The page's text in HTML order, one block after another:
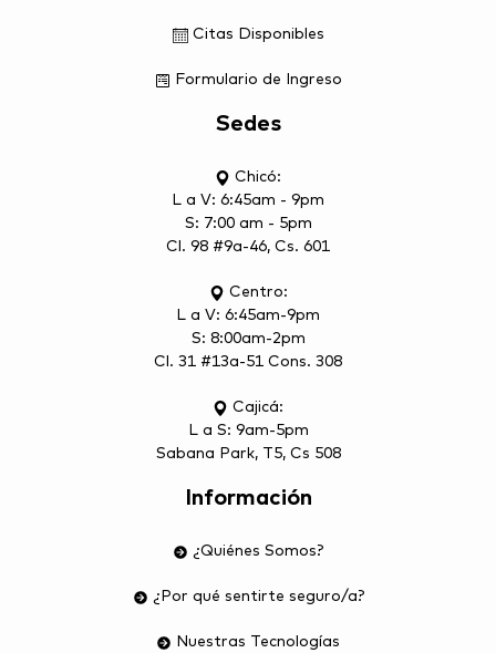
Citas Disponibles
Formulario de Ingreso
Sedes
Chicó:
L a V: 6:45am - 9pm
S: 7:00 am - 5pm
Cl. 98 #9a-46, Cs. 601
Centro:
L a V: 6:45am-9pm
S: 8:00am-2pm
Cl. 31 #13a-51 Cons. 308
Cajicá:
L a S: 9am-5pm
Sabana Park, T5, Cs 508
Información
¿Quiénes Somos?
¿Por qué sentirte seguro/a?
Nuestras Tecnologías